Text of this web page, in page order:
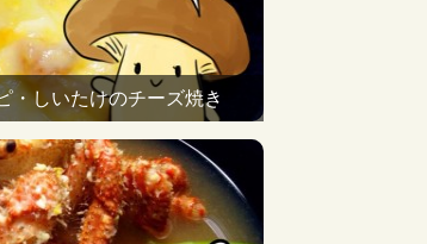
・しいたけのチーズ焼き